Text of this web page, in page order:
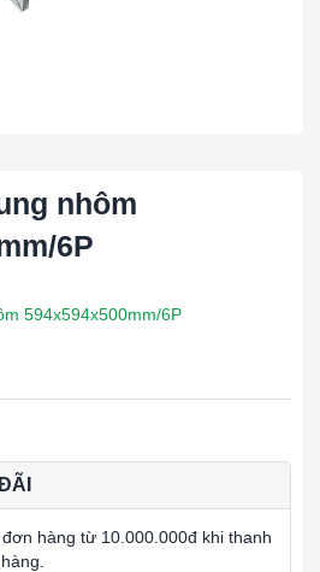
nhôm
6P
594x594x500mm/6P
hàng từ 10.000.000đ khi thanh